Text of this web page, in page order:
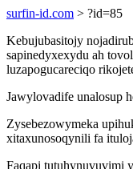
surfin-id.com > ?id=85
Kebujubasitojy
sapinedyxexydu ah
luzapogucareciqo
Jawylovadife unalosup
Zysebezowymeka
xitaxunosoqynili fa
Faqapi tutuhynuvuvimi